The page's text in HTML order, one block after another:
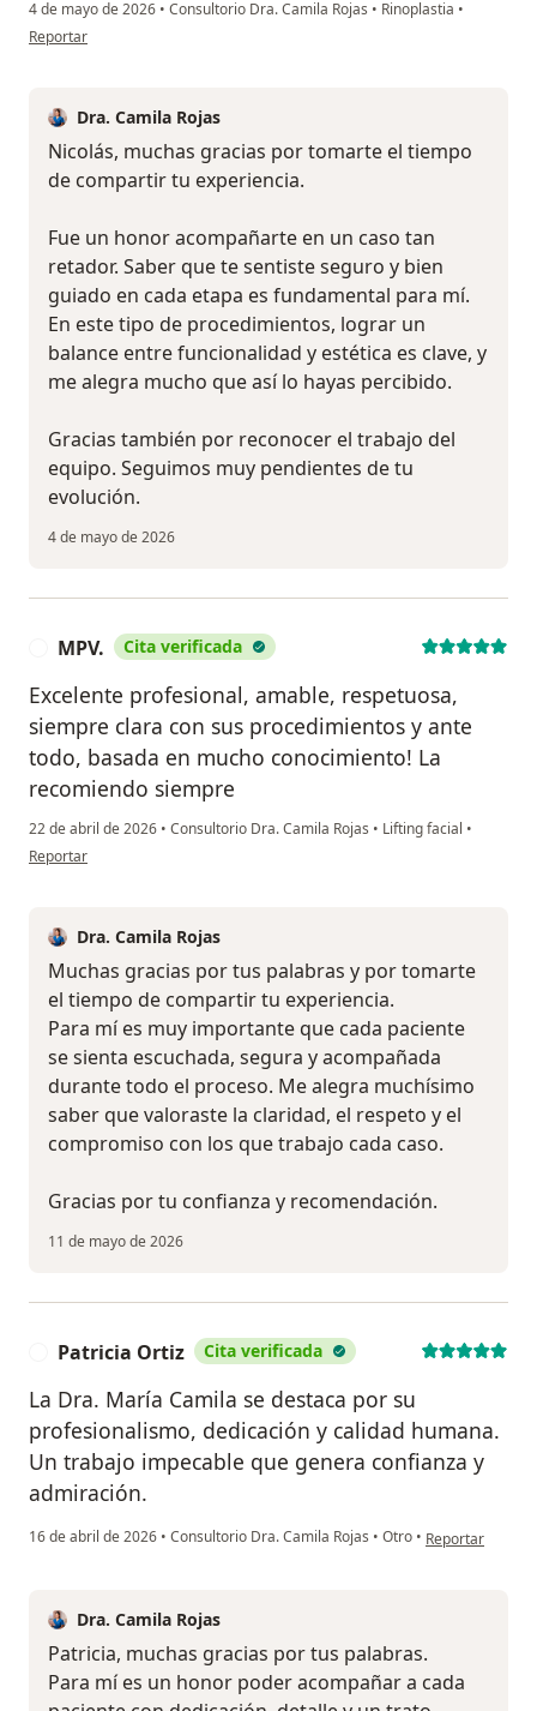
4 de mayo de 2026 • Consultorio Dra. Camila Rojas • Rinoplastia •
en opinión del usuario Nicolás N. Laserna
Reportar
Dra. Camila Rojas
Nicolás, muchas gracias por tomarte el tiempo
de compartir tu experiencia.
Fue un honor acompañarte en un caso tan
retador. Saber que te sentiste seguro y bien
guiado en cada etapa es fundamental para mí.
En este tipo de procedimientos, lograr un
balance entre funcionalidad y estética es clave, y
me alegra mucho que así lo hayas percibido.
Gracias también por reconocer el trabajo del
equipo. Seguimos muy pendientes de tu
evolución.
4 de mayo de 2026
MPV. Cita verificada
Excelente profesional, amable, respetuosa,
siempre clara con sus procedimientos y ante
todo, basada en mucho conocimiento! La
recomiendo siempre
22 de abril de 2026 • Consultorio Dra. Camila Rojas • Lifting facial •
en opinión del usuario MPV.
Reportar
Dra. Camila Rojas
Muchas gracias por tus palabras y por tomarte
el tiempo de compartir tu experiencia.
Para mí es muy importante que cada paciente
se sienta escuchada, segura y acompañada
durante todo el proceso. Me alegra muchísimo
saber que valoraste la claridad, el respeto y el
compromiso con los que trabajo cada caso.
Gracias por tu confianza y recomendación.
11 de mayo de 2026
Patricia Ortiz Cita verificada
La Dra. María Camila se destaca por su
profesionalismo, dedicación y calidad humana.
Un trabajo impecable que genera confianza y
admiración.
16 de abril de 2026 • Consultorio Dra. Camila Rojas • Otro • en opinión del
Reportar
Dra. Camila Rojas
Patricia, muchas gracias por tus palabras.
Para mí es un honor poder acompañar a cada